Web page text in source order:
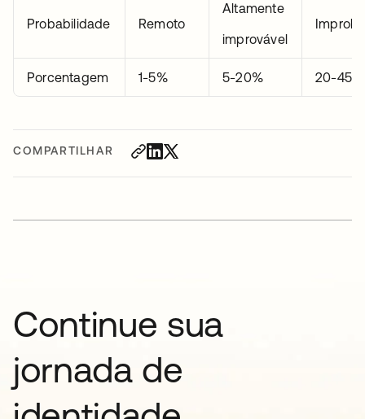
COMPARTILHAR
Probabilidade Remoto
Altamente
improvável
Porcentagem 1-5% 5-20% 20-45%
Continue sua
jornada de